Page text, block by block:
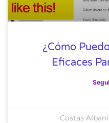
¿Cómo
Eficaces
Costas